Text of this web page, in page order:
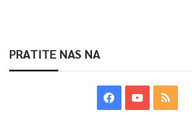
PRATITE NAS NA